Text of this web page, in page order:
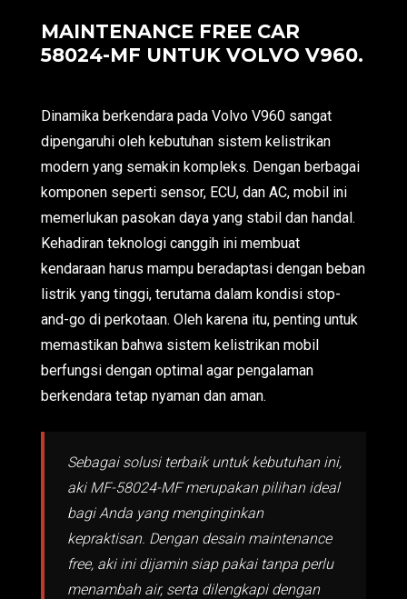
MAINTENANCE FREE CAR
58024-MF UNTUK VOLVO V960.
Dinamika berkendara pada Volvo V960 sangat
dipengaruhi oleh kebutuhan sistem kelistrikan
modern yang semakin kompleks. Dengan berbagai
komponen seperti sensor, ECU, dan AC, mobil ini
memerlukan pasokan daya yang stabil dan handal.
Kehadiran teknologi canggih ini membuat
kendaraan harus mampu beradaptasi dengan beban
listrik yang tinggi, terutama dalam kondisi stop-
and-go di perkotaan. Oleh karena itu, penting untuk
memastikan bahwa sistem kelistrikan mobil
berfungsi dengan optimal agar pengalaman
berkendara tetap nyaman dan aman.
Sebagai solusi terbaik untuk kebutuhan ini,
aki MF-58024-MF merupakan pilihan ideal
bagi Anda yang menginginkan
kepraktisan. Dengan desain maintenance
free, aki ini dijamin siap pakai tanpa perlu
menambah air, serta dilengkapi dengan